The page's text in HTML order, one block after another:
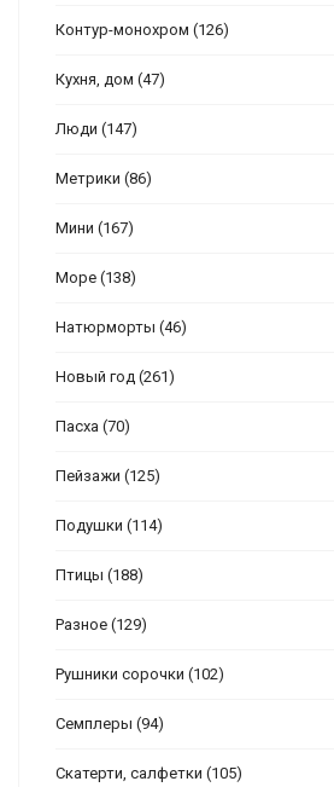
Контур-монохром (126)
Кухня, дом (47)
Люди (147)
Метрики (86)
Мини (167)
Море (138)
Натюрморты (46)
Новый год (261)
Пасха (70)
Пейзажи (125)
Подушки (114)
Птицы (188)
Разное (129)
Рушники сорочки (102)
Семплеры (94)
Скатерти, салфетки (105)